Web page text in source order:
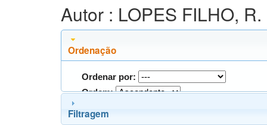
Autor : LOPES FILHO, R.
Ordenação
Ordenar por:
Ordem:
Filtragem